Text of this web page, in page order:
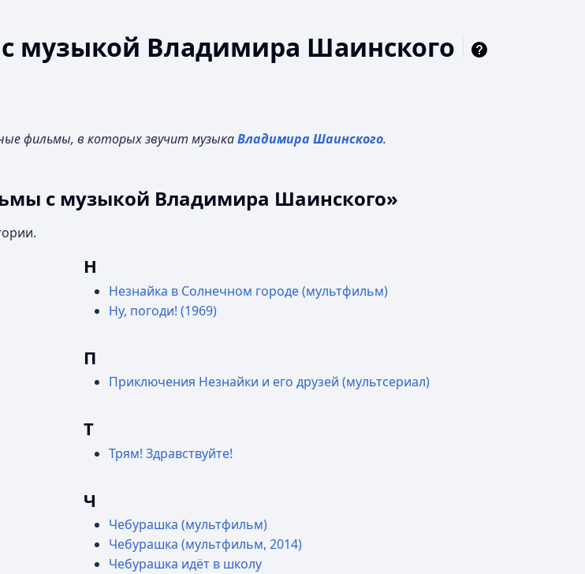
музыкой Владимира Шаинского
действия
фильмы, в которых звучит музыкаВладимира Шаинского.
с музыкой Владимира Шаинского»
Н
Незнайка в Солнечном городе (мультфильм)
Ну, погоди! (1969)
П
Приключения Незнайки и его друзей (мультсериал)
Т
Трям! Здравствуйте!
Ч
Чебурашка (мультфильм)
Чебурашка (мультфильм, 2014)
Чебурашка идёт в школу